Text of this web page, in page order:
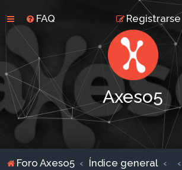
FAQ Registrarse
Axeso5
Foro Axeso5 Índice general